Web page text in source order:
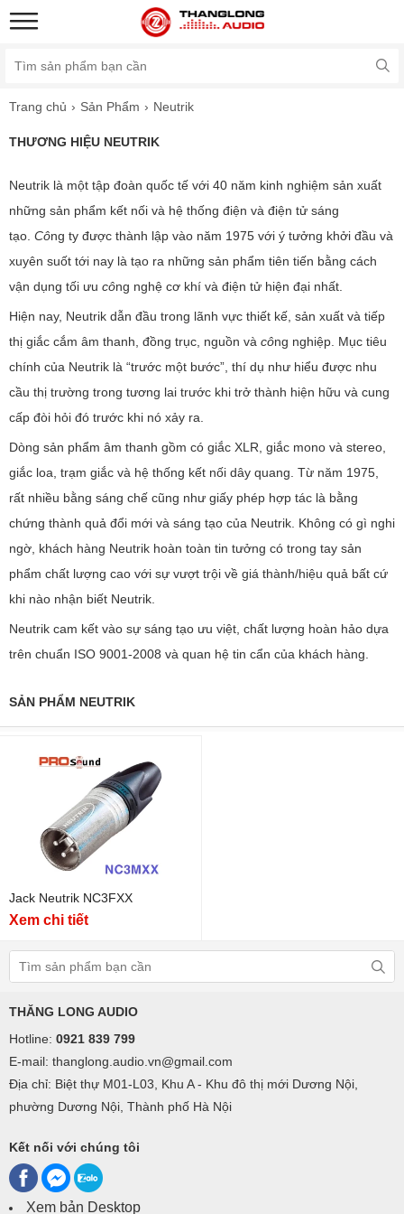
Trang chủ Sản Phẩm Neutrik
THƯƠNG HIỆU NEUTRIK
Neutrik là một tập đoàn quốc tế với 40 năm kinh nghiệm sản xuất
những sản phẩm kết nối và hệ thống điện và điện tử sáng
tạo. Công ty được thành lập vào năm 1975 với ý tưởng khởi đầu và
xuyên suốt tới nay là tạo ra những sản phẩm tiên tiến bằng cách
vận dụng tối ưu công nghệ cơ khí và điện tử hiện đại nhất.
Hiện nay, Neutrik dẫn đầu trong lãnh vực thiết kế, sản xuất và tiếp
thị giắc cắm âm thanh, đồng trục, nguồn và công nghiệp. Mục tiêu
chính của Neutrik là “trước một bước”, thí dụ như hiểu được nhu
cầu thị trường trong tương lai trước khi trở thành hiện hữu và cung
cấp đòi hỏi đó trước khi nó xảy ra.
Dòng sản phẩm âm thanh gồm có giắc XLR, giắc mono và stereo,
giắc loa, trạm giắc và hệ thống kết nối dây quang. Từ năm 1975,
rất nhiều bằng sáng chế cũng như giấy phép hợp tác là bằng
chứng thành quả đổi mới và sáng tạo của Neutrik. Không có gì nghi
ngờ, khách hàng Neutrik hoàn toàn tin tưởng có trong tay sản
phẩm chất lượng cao với sự vượt trội về giá thành/hiệu quả bất cứ
khi nào nhận biết Neutrik.
Neutrik cam kết vào sự sáng tạo ưu việt, chất lượng hoàn hảo dựa
trên chuẩn ISO 9001-2008 và quan hệ tin cẩn của khách hàng.
SẢN PHẨM NEUTRIK
Jack Neutrik NC3FXX
Xem chi tiết
THĂNG LONG AUDIO
Hotline: 0921 839 799
E-mail: thanglong.audio.vn@gmail.com
Địa chỉ: Biệt thự M01-L03, Khu A - Khu đô thị mới Dương Nội,
phường Dương Nội, Thành phố Hà Nội
Kết nối với chúng tôi
Xem bản Desktop